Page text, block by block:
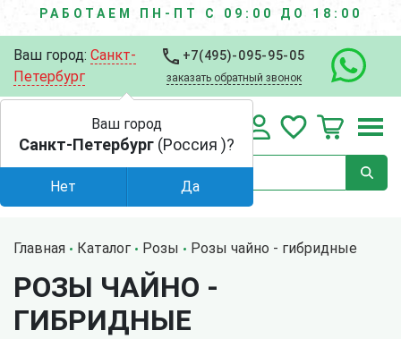
РАБОТАЕМ ПН-ПТ С 09:00 ДО 18:00
Ваш город: Санкт-
Петербург
+7(495)-095-95-05
заказать обратный звонок
Главная Каталог Розы Розы чайно - гибридные
РОЗЫ ЧАЙНО -
ГИБРИДНЫЕ
Ваш город
Санкт-Петербург (Россия )?
Нет Да